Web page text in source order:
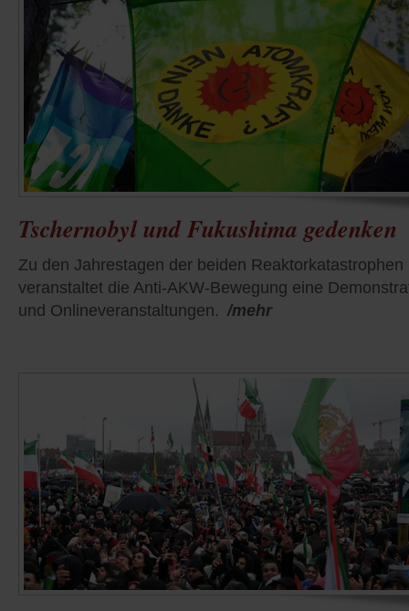
Tschernobyl und Fukushima gedenken
Zu den Jahrestagen der beiden Reaktorkatastrophen
veranstaltet die Anti-AKW-Bewegung eine
und Onlineveranstaltungen. /mehr